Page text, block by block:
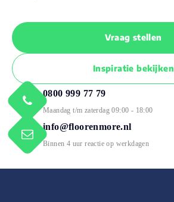
Vraag stellen
Inspiratie bekijken
0800 999 77 79
Maandag t/m zaterdag 09:00 - 18:00
info@floorenmore.nl
Binnen 4 uur reactie op werkdagen